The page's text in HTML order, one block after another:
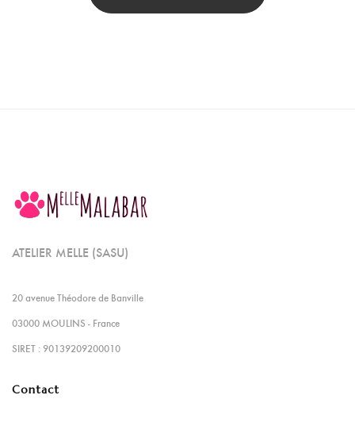
ATELIER MELLE (SASU)
20 avenue Théodore de Banville
03000 MOULINS - France
SIRET : 90139209200010
Contact